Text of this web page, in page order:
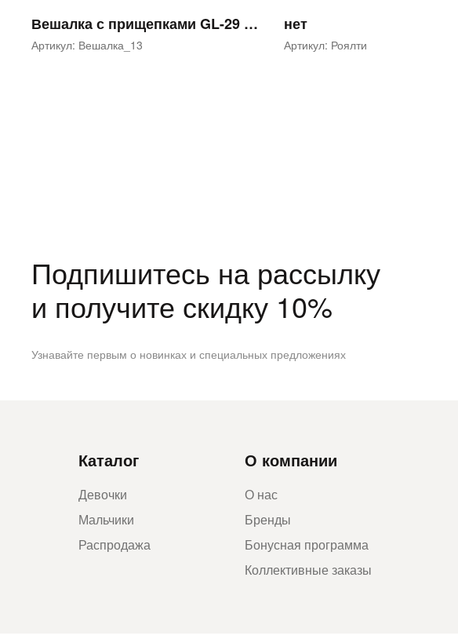
Вешалка с прищепками GL-29 с таргеткой Button Blue
Артикул: Вешалка_13
нет
Артикул: Роялти
Подпишитесь на рассылку
и получите скидку 10%
Узнавайте первым о новинках и специальных предложениях
Каталог
Девочки
Мальчики
Распродажа
О компании
О нас
Бренды
Бонусная программа
Коллективные заказы